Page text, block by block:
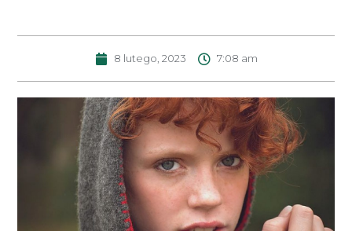
8 lutego, 2023 7:08 am